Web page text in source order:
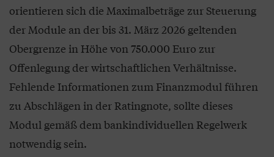
orientieren sich die Maximalbeträge zur Steuerung
der Module an der bis 31. März 2026 geltenden
Obergrenze in Höhe von 750.000 Euro zur
Offenlegung der wirtschaftlichen Verhältnisse.
Fehlende Informationen zum Finanzmodul führen
zu Abschlägen in der Ratingnote, sollte dieses
Modul gemäß dem bankindividuellen Regelwerk
notwendig sein.